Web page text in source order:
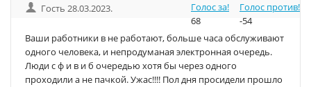
Гость 28.03.2023.
Голос за!
68
Голос против!
-54
Ваши работники в не работают, больше часа обслуживают
одного человека, и непродуманая электронная очередь.
Люди с ф и в и б очередью хотя бы через одного
проходили а не пачкой. Ужас!!!! Пол дня просидели прошло